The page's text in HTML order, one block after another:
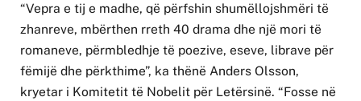
“Vepra e tij e madhe, që përfshin shumëllojshmëri të
zhanreve, mbërthen rreth 40 drama dhe një mori të
romaneve, përmbledhje të poezive, eseve, librave për
fëmijë dhe përkthime”, ka thënë Anders Olsson,
kryetar i Komitetit të Nobelit për Letërsinë. “Fosse në